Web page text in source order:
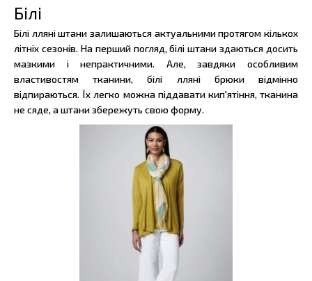
Білі
Білі лляні штани залишаються актуальними протягом кількох
літніх сезонів. На перший погляд, білі штани здаються досить
мазкими і непрактичними. Але, завдяки особливим
властивостям тканини, білі лляні брюки відмінно
відпираються. Їх легко можна піддавати кип'ятіння, тканина
не сяде, а штани збережуть свою форму.